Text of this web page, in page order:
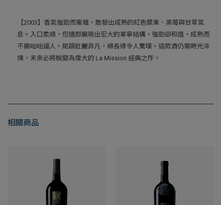
【2003】香氣強勁而複雜，散發出成熟的紅色漿果、黑莓與甘草氣
息。入口柔順，但隨即展現出宏大的單寧結構，強勁卻和諧，成熟而
不顯咄咄逼人。尾韻壯麗非凡，綿長得令人驚嘆。這款酒仍需時光淬
煉，未來必將蛻變為偉大的 La Mission 經典之作。
相關商品